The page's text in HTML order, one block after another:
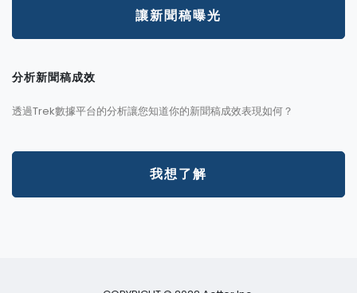
讓新聞稿曝光
分析新聞稿成效
透過Trek數據平台的分析讓您知道你的新聞稿成效表現如何？
我想了解